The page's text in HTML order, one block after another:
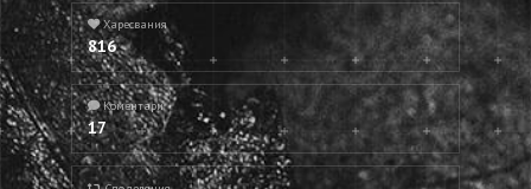
Харесвания
816
Коментари
17